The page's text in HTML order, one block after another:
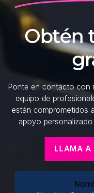
Obtén
Ponte en contacto con
equipo de
están comprometidos
apoyo
LLAMA A